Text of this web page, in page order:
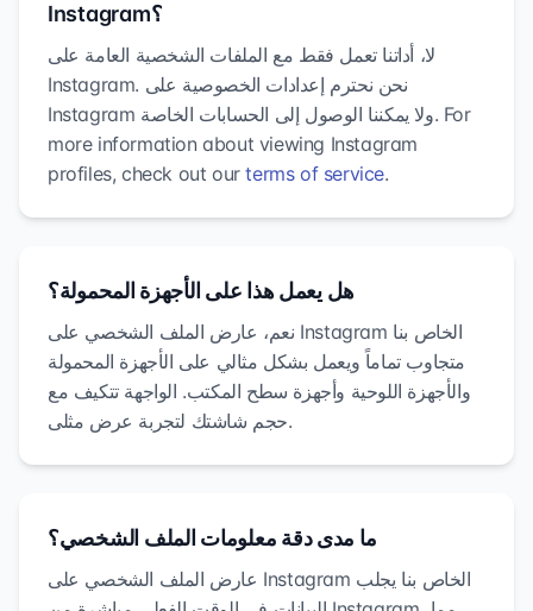
Instagram؟
لا، أداتنا تعمل فقط مع الملفات الشخصية العامة على
Instagram. نحن نحترم إعدادات الخصوصية على
Instagram ولا يمكننا الوصول إلى الحسابات الخاصة. For
more information about viewing Instagram
profiles, check out ourterms of service.
هل يعمل هذا على الأجهزة المحمولة؟
نعم، عارض الملف الشخصي على Instagram الخاص بنا
متجاوب تماماً ويعمل بشكل مثالي على الأجهزة المحمولة
والأجهزة اللوحية وأجهزة سطح المكتب. الواجهة تتكيف مع
حجم شاشتك لتجربة عرض مثلى.
ما مدى دقة معلومات الملف الشخصي؟
عارض الملف الشخصي على Instagram الخاص بنا يجلب